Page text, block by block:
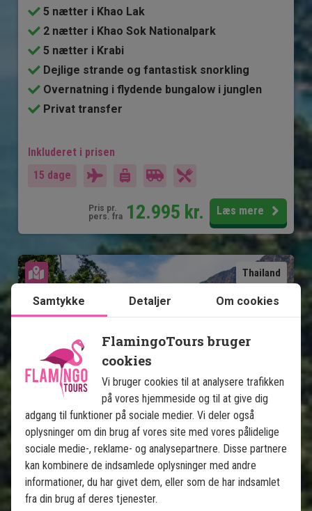
5 nætter i Khao Lak
2 nætter i Khao Sok Nationalpark
5 nætter i Krabi
Dejlige strande og fantastisk snorkling
Overnatning i flydende bungalow i junglen
Privat transfer
Inkluderet i prisen
15 dage
Pris pr.
pers. fra 12.995 kr. Læs mere
Thailand
Se kort
Jungle & badeferie: Khao Lak,
Khao Sok og Koh Yao
5 nætter i Khao Lak
2 nætter i Khao Sok Nationalpark
5 nætter på Koh Yao Noi
Dejlige strande og fantastisk snorkling
Samtykke Detaljer Om cookies
FlamingoTours bruger
cookies
Vi bruger cookies til at analysere trafikken
på vores hjemmeside og til at give dig
adgang til funktioner på sociale medier. Vi deler også
oplysninger om din brug af vores site med vores pålidelige
sociale medie-, reklame- og analysepartnere. Disse partnere
kan kombinere de indsamlede oplysninger med andre
informationer, du har givet dem, eller som de har indsamlet
fra din brug af deres tjenester.